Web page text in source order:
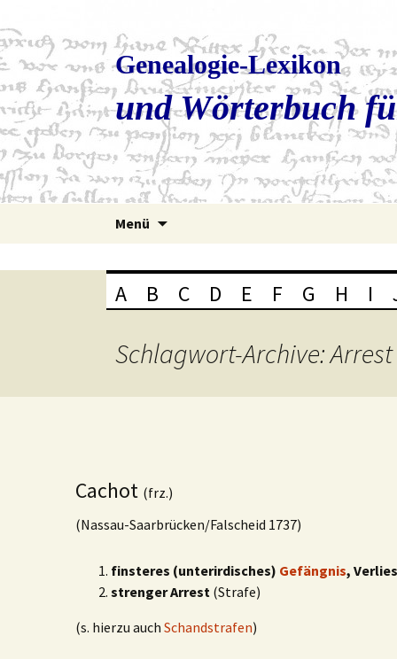
Genealogie-Lexikon
und Wörterbuch
Menü
A B C D E F G H I
Schlagwort-Archive: Arrest
Cachot (frz.)
(Nassau-Saarbrücken/Falscheid 1737)
finsteres (unterirdisches) Gefängnis, Verlies
strenger Arrest (Strafe)
(s. hierzu auch Schandstrafen)